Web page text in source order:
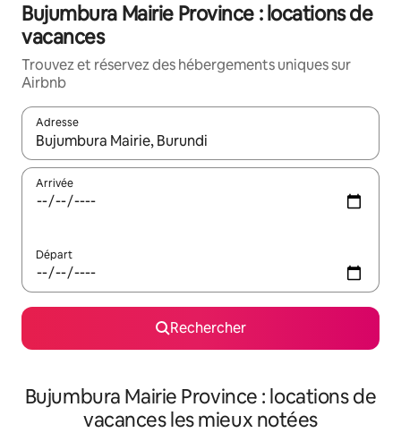
Bujumbura Mairie Province : locations de
vacances
Trouvez et réservez des hébergements uniques sur
Airbnb
Adresse
Lorsque les résultats s'affichent, utilisez les flèches vers le
Arrivée
Départ
Rechercher
Bujumbura Mairie Province : locations de
vacances les mieux notées